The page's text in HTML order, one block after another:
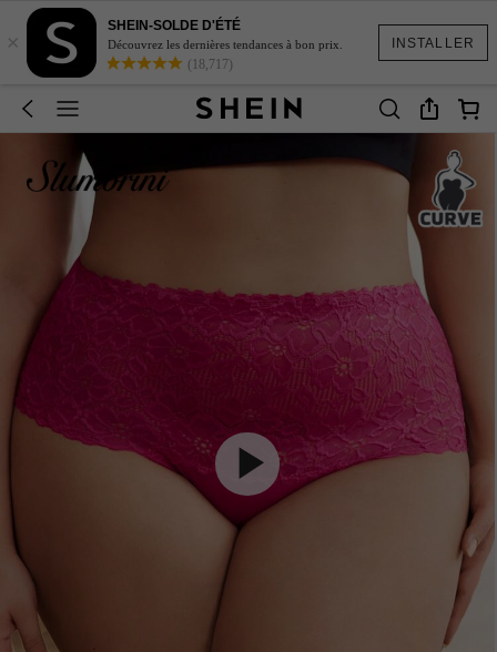
INSTALLER
×
SHEIN-SOLDE D'ÉTÉ
Découvrez les dernières tendances à bon prix.
(18,717)